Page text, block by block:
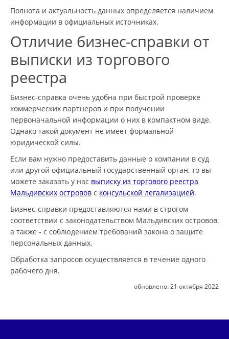
Полнота и актуальность данных определяется наличием
информации в официальных источниках.
Отличие бизнес-справки от
выписки из торгового
реестра
Бизнес-справка очень удобна при быстрой проверке
коммерческих партнеров и при получении
первоначальной информации о них в компактном виде.
Однако такой документ не имеет формальной
юридической силы.
Если вам нужно предоставить данные о компании в суд
или другой официальный государственный орган, то вы
можете заказать у нас выписку из торгового реестра
Мальдивских островов с консульской легализацией.
Бизнес-справки предоставляются нами в строгом
соответствии с законодательством Мальдивских островов,
а также - с соблюдением требований закона о защите
персональных данных.
Обработка запросов осуществляется в течение одного
рабочего дня.
обновлено: 21 октября 2022